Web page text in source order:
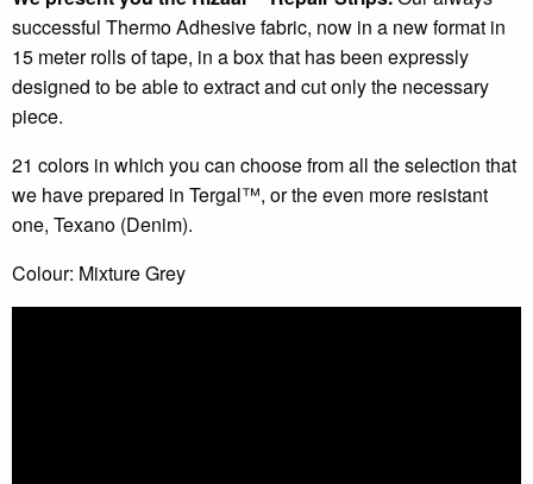
successful Thermo Adhesive fabric, now in a new format in
15 meter rolls of tape, in a box that has been expressly
designed to be able to extract and cut only the necessary
piece.
21 colors in which you can choose from all the selection that
we have prepared in Tergal™, or the even more resistant
one, Texano (Denim).
Colour: Mixture Grey